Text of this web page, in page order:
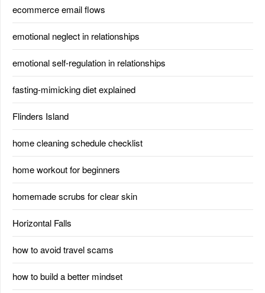
ecommerce email flows
emotional neglect in relationships
emotional self-regulation in relationships
fasting-mimicking diet explained
Flinders Island
home cleaning schedule checklist
home workout for beginners
homemade scrubs for clear skin
Horizontal Falls
how to avoid travel scams
how to build a better mindset